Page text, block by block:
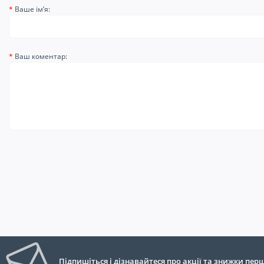
Ваше ім’я:
Ваш коментар:
Підпишіться і дізнавайтеся про акції та знижки